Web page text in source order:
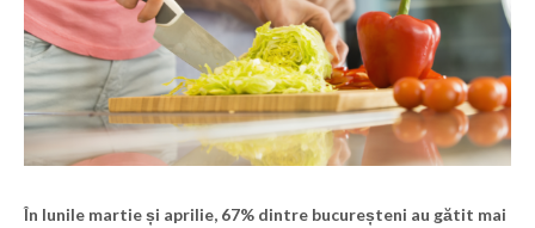
În lunile martie și aprilie, 67% dintre bucureșteni au gătit mai